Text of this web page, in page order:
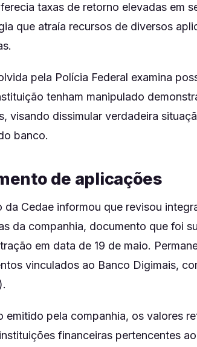
taxas de retorno elevadas em
que atraía recursos de diversos
pela Polícia Federal examina
tenham manipulado
visando dissimular verdadeira
banco.
de aplicações
da Cedae informou que revisou
da companhia, documento que foi
em data de 19 de maio.
vinculados ao Banco Digimais,
emitido pela companhia, os valores
financeiras pertencentes